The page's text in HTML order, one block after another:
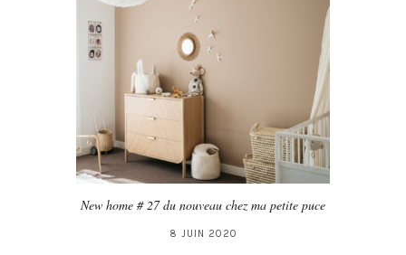
New home # 27 du nouveau chez ma petite puce
8 JUIN 2020